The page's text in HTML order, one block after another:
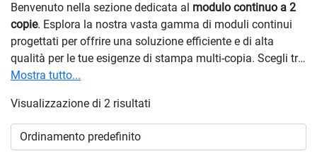
Benvenuto nella sezione dedicata al modulo continuo a 2
copie. Esplora la nostra vasta gamma di moduli continui
progettati per offrire una soluzione efficiente e di alta
qualità per le tue esigenze di stampa multi-copia. Scegli tra
diverse opzioni di formato e quantità per trovare il prodotto
stampa chiara e affidabile. Esplora la nostra gamma di
moduli continui a 2 copiee scopri come migliorare la tua
esperienza di stampa e gestione documentale. Ordina oggi
Mostra tutto...
Visualizzazione di 2 risultati